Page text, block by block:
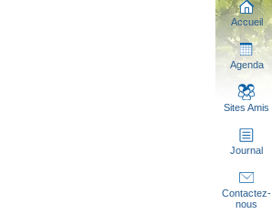
Accueil
Agenda
Sites Amis
Journal
Contactez-
nous